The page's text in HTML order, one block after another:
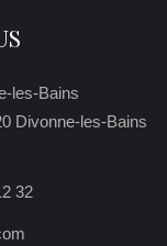
les-Bains
Divonne-les-Bains
32